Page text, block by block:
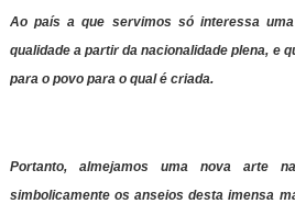
Ao país a que servimos só interessa
qualidade a partir da nacionalidade plena, e
para o povo para o qual é criada.
Portanto, almejamos uma nova arte
simbolicamente os anseios desta imensa